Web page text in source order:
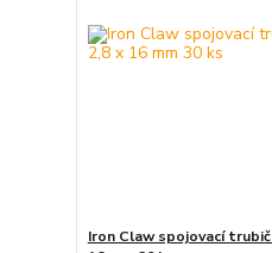
Iron Claw spojovací